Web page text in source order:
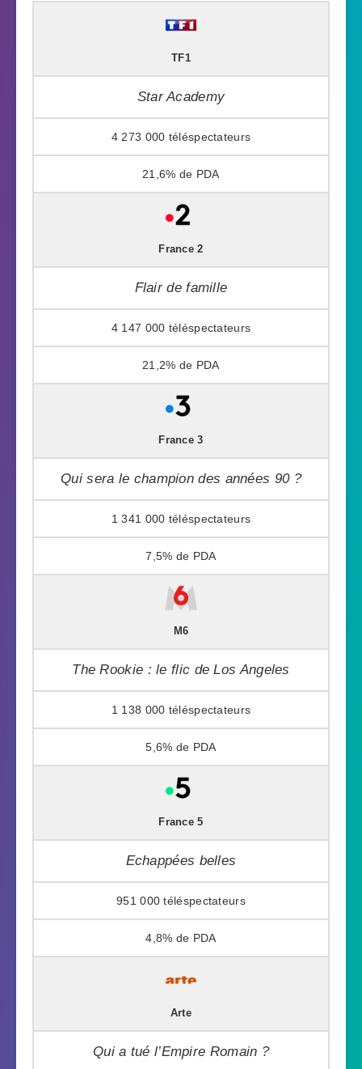
TF1
Star Academy
4 273 000
21,6%
France 2
Flair de famille
4 147 000
21,2%
France 3
Qui sera le champion des années 90 ?
1 341 000
7,5%
M6
The Rookie : le flic de Los Angeles
1 138 000
5,6%
France 5
Echappées belles
951 000
4,8%
Arte
Qui a tué l’Empire Romain ?